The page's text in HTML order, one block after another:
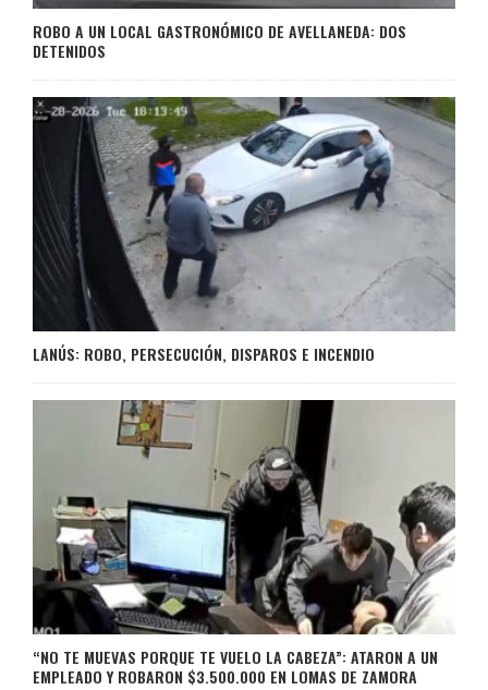
ROBO A UN LOCAL GASTRONÓMICO DE AVELLANEDA: DOS
DETENIDOS
LANÚS: ROBO, PERSECUCIÓN, DISPAROS E INCENDIO
“NO TE MUEVAS PORQUE TE VUELO LA CABEZA”: ATARON A UN
EMPLEADO Y ROBARON $3.500.000 EN LOMAS DE ZAMORA